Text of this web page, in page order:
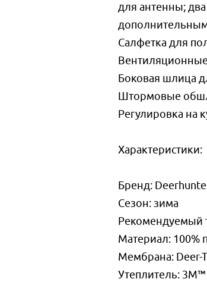
для антенны;
Салфетка для
Боковая шлица
Штормовые
Регулировка на
Характеристики:
Бренд:
Сезон: зима
Рекомендуемый
Материал: 100%
Мембрана: Deer-
Утеплитель: